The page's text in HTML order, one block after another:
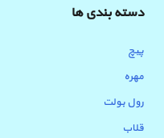
دسته بندی ها
پیچ
مهره
رول بولت
قلاب